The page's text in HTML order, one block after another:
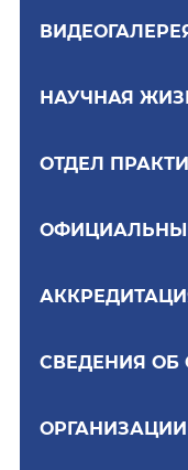
НАУЧНАЯ
ОТДЕЛ
СВЕДЕНИЯ ОБ
ОРГАНИЗАЦИИ